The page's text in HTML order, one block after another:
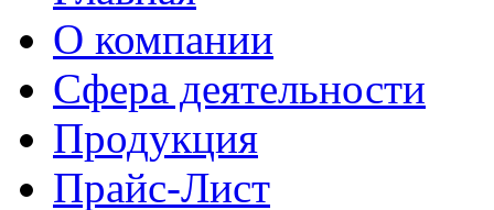
О компании
Сфера деятельности
Продукция
Прайс-Лист